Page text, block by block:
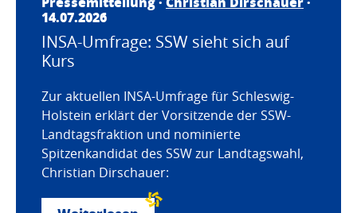
14.07.2026
INSA-Umfrage: SSW sieht sich auf
Kurs
Zur aktuellen INSA-Umfrage für Schleswig-
Holstein erklärt der Vorsitzende der SSW-
Landtagsfraktion und nominierte
Spitzenkandidat des SSW zur Landtagswahl,
Christian Dirschauer: